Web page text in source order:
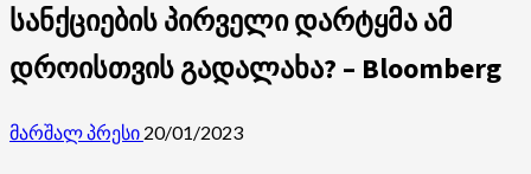
სანქციების პირველი დარტყმა ამ
დროისთვის გადალახა? – Bloomberg
მარშალ პრესი 20/01/2023